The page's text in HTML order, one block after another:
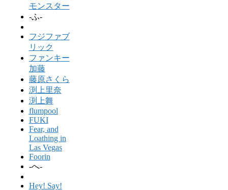
モンスター
-ふ-
フジファブ
リック
ファンキー
加藤
藤原さくら
渕上里奈
渕上舞
flumpool
FUKI
Fear, and
Loathing in
Las Vegas
Foorin
-へ-
Hey! Say!